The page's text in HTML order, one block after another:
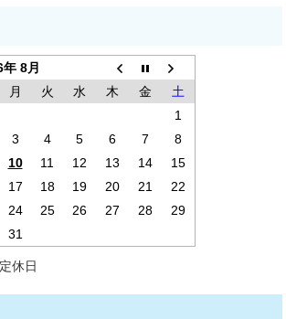
8月
月 火 水 木 金
土
1
3 4 5 6 7
8
10 11 12 13 14
15
17 18 19 20 21
22
24 25 26 27 28
29
31
定休日